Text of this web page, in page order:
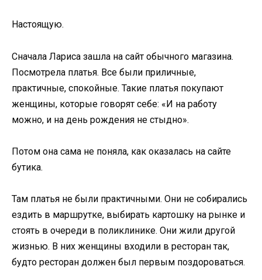
Настоящую.
Сначала Лариса зашла на сайт обычного магазина.
Посмотрела платья. Все были приличные,
практичные, спокойные. Такие платья покупают
женщины, которые говорят себе: «И на работу
можно, и на день рождения не стыдно».
Потом она сама не поняла, как оказалась на сайте
бутика.
Там платья не были практичными. Они не собирались
ездить в маршрутке, выбирать картошку на рынке и
стоять в очереди в поликлинике. Они жили другой
жизнью. В них женщины входили в ресторан так,
будто ресторан должен был первым поздороваться.